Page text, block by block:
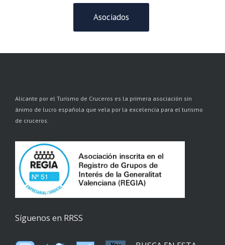
Asociados
Alicante por el Turismo de Cruceros es la primera asociación sin
ánimo de lucro española que vela por la excelencia para el turismo
de cruceros.
Síguenos en RRSS